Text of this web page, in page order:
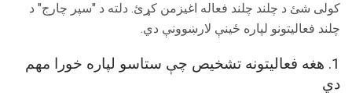
کولی شئ د چلند چلند فعاله اغیزمن کړئ. دلته د "سپر چارج" د
چلند فعالیتونو لپاره ځینې لارښوونې دي.
1. هغه فعالیتونه تشخیص چې ستاسو لپاره خورا مهم
دي